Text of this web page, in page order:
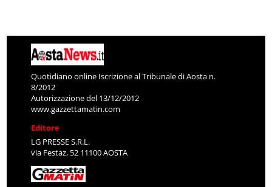
Quotidiano online Iscrizione al Tribunale di Aosta n.
8/2012
Autorizzazione del 13/12/2012
www.gazzettamatin.com
Editore
LG PRESSE S.R.L.
via Festaz, 52 11100 AOSTA